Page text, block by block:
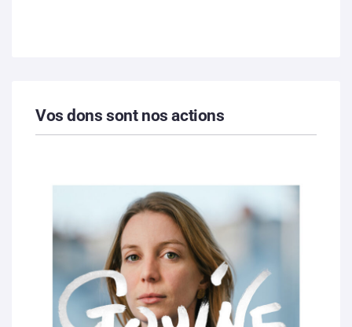
Vos dons sont nos actions